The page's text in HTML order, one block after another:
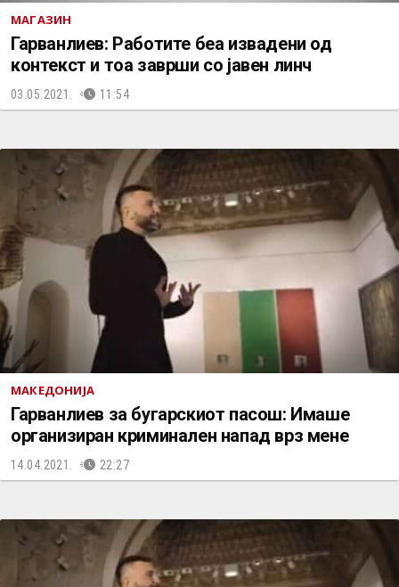
МАГАЗИН
Гарванлиев: Работите беа извадени од
контекст и тоа заврши со јавен линч
03.05.2021. 11:54
МАКЕДОНИЈА
Гарванлиев за бугарскиот пасош: Имаше
организиран криминален напад врз мене
14.04.2021. 22:27